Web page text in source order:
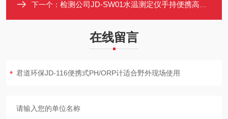
下一个： 检测公司JD-SW01水温测定仪手持便携高精度
在线留言